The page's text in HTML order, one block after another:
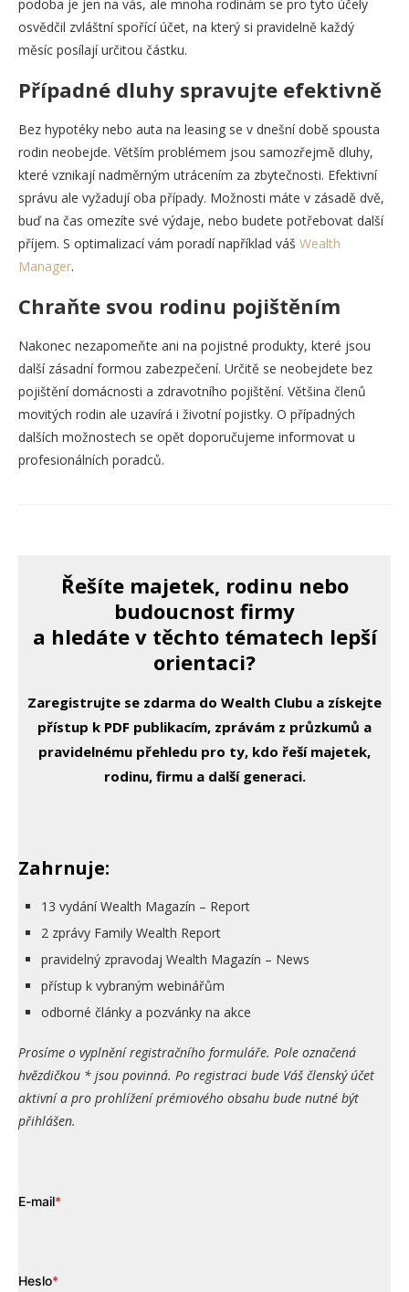
podoba je jen na vás, ale mnoha rodinám se pro tyto účely
osvědčil zvláštní spořící účet, na který si pravidelně každý
měsíc posílají určitou částku.
Případné dluhy spravujte efektivně
Bez hypotéky nebo auta na leasing se v dnešní době spousta
rodin neobejde. Větším problémem jsou samozřejmě dluhy,
které vznikají nadměrným utrácením za zbytečnosti. Efektivní
správu ale vyžadují oba případy. Možnosti máte v zásadě dvě,
buď na čas omezíte své výdaje, nebo budete potřebovat další
příjem. S optimalizací vám poradí například váš Wealth
Manager.
Chraňte svou rodinu pojištěním
Nakonec nezapomeňte ani na pojistné produkty, které jsou
další zásadní formou zabezpečení. Určitě se neobejdete bez
pojištění domácnosti a zdravotního pojištění. Většina členů
movitých rodin ale uzavírá i životní pojistky. O případných
dalších možnostech se opět doporučujeme informovat u
profesionálních poradců.
Řešíte majetek, rodinu nebo
budoucnost firmy
a hledáte v těchto tématech lepší
orientaci?
Zaregistrujte se zdarma do Wealth Clubu a získejte
přístup k PDF publikacím, zprávám z průzkumů a
pravidelnému přehledu pro ty, kdo řeší majetek,
rodinu, firmu a další generaci.
Zahrnuje:
13 vydání Wealth Magazín – Report
2 zprávy Family Wealth Report
pravidelný zpravodaj Wealth Magazín – News
přístup k vybraným webinářům
odborné články a pozvánky na akce
Prosíme o vyplnění registračního formuláře. Pole označená
hvězdičkou * jsou povinná. Po registraci bude Váš členský účet
aktivní a pro prohlížení prémiového obsahu bude nutné být
přihlášen.
E-mail*
Heslo*